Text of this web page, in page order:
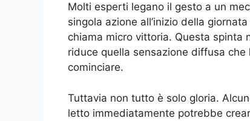
Molti esperti legano il gesto a un
singola azione all’inizio della
chiama micro vittoria. Questa spinta
riduce quella sensazione diffusa
cominciare.
Tuttavia non tutto è solo gloria.
letto immediatamente potrebbe